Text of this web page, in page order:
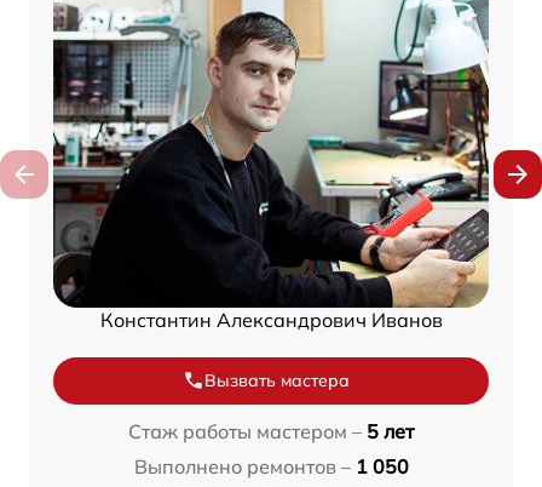
Константин Александрович Иванов
Вызвать мастера
Стаж работы мастером – 5 лет
Выполнено ремонтов – 1 050